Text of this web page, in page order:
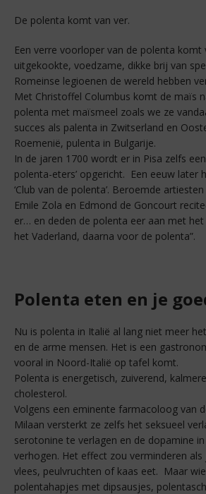
De polenta komt van ver.
Een verre voorloper van de polenta komt
uitgekookte, voedzame, dikke brij van
Romeinse legioenen de wereld hebben
Met Christoffel Columbus komt de maïs
polenta met maïsmeel zoals we ze
succes als palenta in Zwitserland en
Roemenië, pulenta in Bulgarije.
In de jaren 1700 wordt er in Pisa zelfs
polenta-eters’ opgericht. Een eeuw later
‘Club van de polenta’. Beroemde
Emile Zola en Edmond de Goncourt
er… en deden de polenta eer aan met
het Vaderland, daarna voor de polenta”.
Polenta eten en je
Nu is polenta in Italië al lang niet meer
en de arme mensen. Het is een
vooral in Noord-Italië op tafel komt.
Polenta is energetisch, zuiverend,
cholesterol.
Volgens een eminente farmacoloog van
Milaan versterkt ze zelfs het seksueel
serotonine te verlagen en de dopamine
verhogen. Het effect zou verminderen
vlees, peulvruchten of kaas eet. Maar
polentahapjes met dipsausjes,